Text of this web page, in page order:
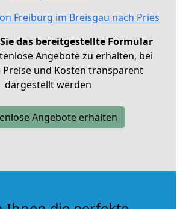
Freiburg im Breisgau nach Pries
das bereitgestellte Formular
Angebote zu erhalten, bei
Preise und Kosten transparent
dargestellt werden
Angebote erhalten